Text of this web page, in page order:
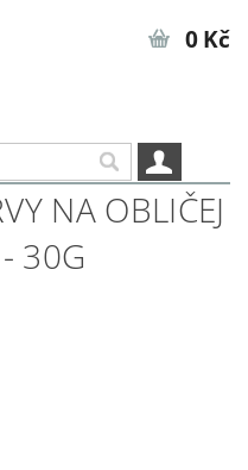
0 Kč
NA OBLIČEJ
30G